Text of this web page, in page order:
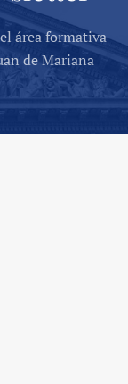
área formativa
de Mariana